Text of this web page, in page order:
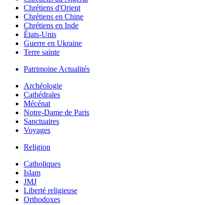
Chrétiens d'Orient
Chrétiens en Chine
Chrétiens en Inde
États-Unis
Guerre en Ukraine
Terre sainte
Patrimoine Actualités
Archéologie
Cathédrales
Mécénat
Notre-Dame de Paris
Sanctuaires
Voyages
Religion
Catholiques
Islam
JMJ
Liberté religieuse
Orthodoxes